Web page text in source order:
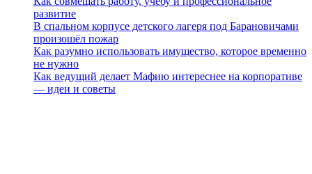
развитие
В спальном корпусе детского лагеря под Барановичами
произошёл пожар
Как разумно использовать имущество, которое временно
не нужно
Как ведущий делает Мафию интереснее на корпоративе
— идеи и советы